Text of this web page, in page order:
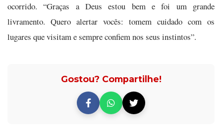
ocorrido. “Graças a Deus estou bem e foi um grande
livramento. Quero alertar vocês: tomem cuidado com os
lugares que visitam e sempre confiem nos seus instintos”.
Gostou? Compartilhe!